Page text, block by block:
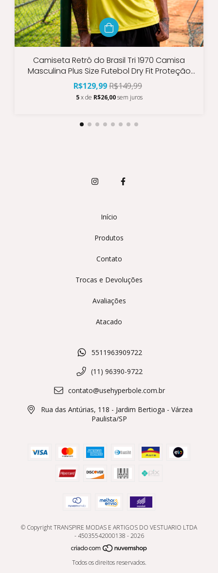
Camiseta Retrô do Brasil Tri 1970 Camisa
Masculina Plus Size Futebol Dry Fit Proteção
Uv50+ Canarinho
R$129,99R$149,99
5 x de R$26,00 sem juros
Início
Produtos
Contato
Trocas e Devoluções
Avaliações
Atacado
5511963909722
(11) 96390-9722
contato@usehyperbole.com.br
Rua das Antúrias, 118 - Jardim Bertioga - Várzea
Paulista/SP
© Copyright TRANSPIRE MODAS E ARTIGOS DO VESTUARIO LTDA
- 45035542000138 - 2026
Todos os direitos reservados.